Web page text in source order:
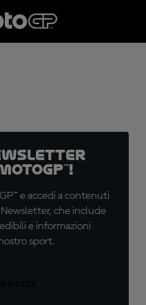
e accedi a contenuti
che include
e informazioni
sport.